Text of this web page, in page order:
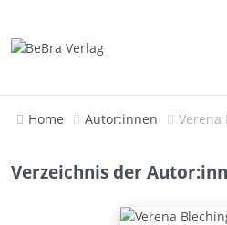
Home Autor:innen Verena
Verzeichnis der